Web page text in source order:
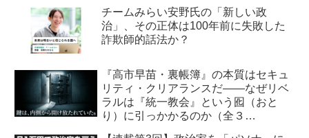
チームみらい安野氏の「新しい政
治」、その正体は100年前に失敗した
詐欺師的話法か？
『高市早苗・裏帳簿』の本質はセキュ
リティ・クリアランスだ――なぜリベ
ラルは『統一教会』という囮（おと
り）に引っかかるのか（全３